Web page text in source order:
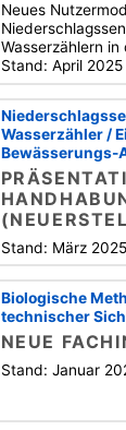
Neues
Wasserzählern
Stand: April 2025
Wasserzähler /
Bewässerungs-
Stand: März 2025
Biologische
technischer
NEUE
Stand: Januar